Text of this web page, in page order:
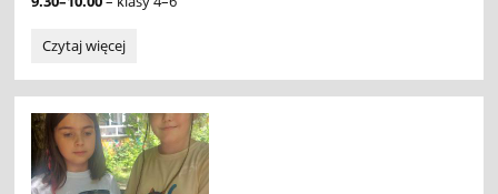
Zakończenie
Szkolnego:
Czytaj więcej